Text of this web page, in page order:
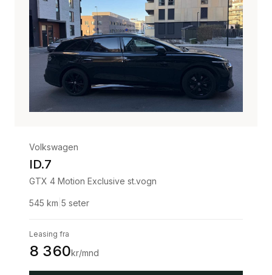
Volkswagen
ID.7
GTX 4 Motion Exclusive st.vogn
545 km 5 seter
Leasing fra
8 360kr/mnd